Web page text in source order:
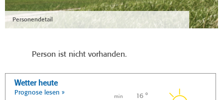
Personendetail
Person ist nicht vorhanden.
Wetter heute
Prognose lesen »
min 16 °